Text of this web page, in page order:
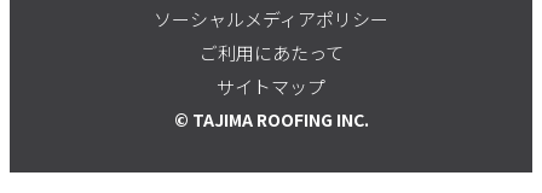
ソーシャルメディアポリシー
ご利用にあたって
サイトマップ
© TAJIMA ROOFING INC.